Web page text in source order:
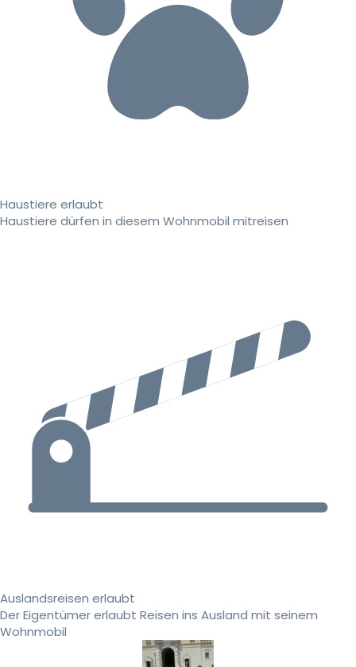
Haustiere erlaubt
Haustiere dürfen in diesem Wohnmobil mitreisen
Auslandsreisen erlaubt
Der Eigentümer erlaubt Reisen ins Ausland mit seinem
Wohnmobil